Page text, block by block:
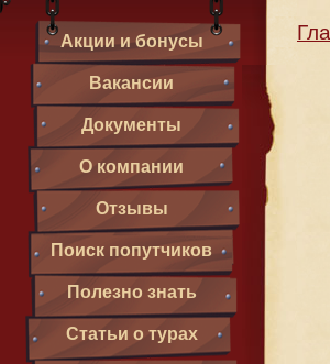
Акции и бонусы
Вакансии
Документы
О компании
Отзывы
Поиск попутчиков
Полезно знать
Статьи о турах